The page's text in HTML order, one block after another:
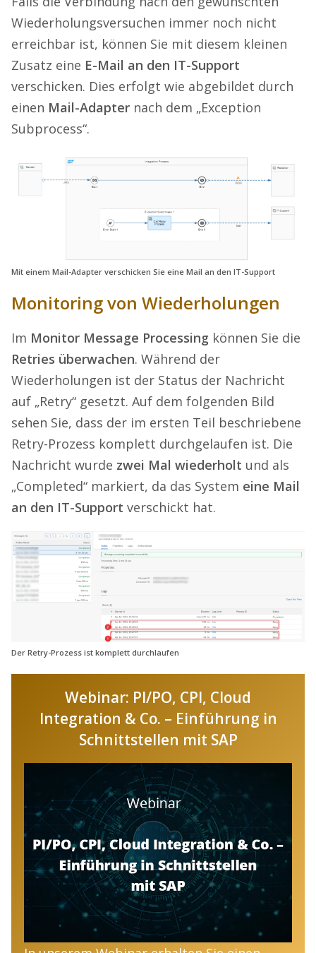
Wiederholungsversuchen immer noch nicht
erreichbar ist, können Sie mit diesem kleinen
Zusatz eine E-Mail an den IT-Support
verschicken. Dies erfolgt wie abgebildet durch
einen Mail-Adapter nach dem „Exception
Subprocess“.
Mit einem Mail-Adapter verschicken Sie eine Mail an den IT-Support
Monitoring von Wiederholungen
Im Monitor Message Processing können Sie die
Retries überwachen. Während der
Wiederholungen ist der Status der Nachricht
auf „Retry“ gesetzt. Auf dem folgenden Bild
sehen Sie, dass der im ersten Teil beschriebene
Retry-Prozess komplett durchgelaufen ist. Die
Nachricht wurde zwei Mal wiederholt und als
„Completed“ markiert, da das System eine Mail
an den IT-Support verschickt hat.
Der Retry-Prozess ist komplett durchlaufen
Webinar: PI/PO, CPI, Cloud
Integration & Co. – Einführung in
Schnittstellen mit SAP